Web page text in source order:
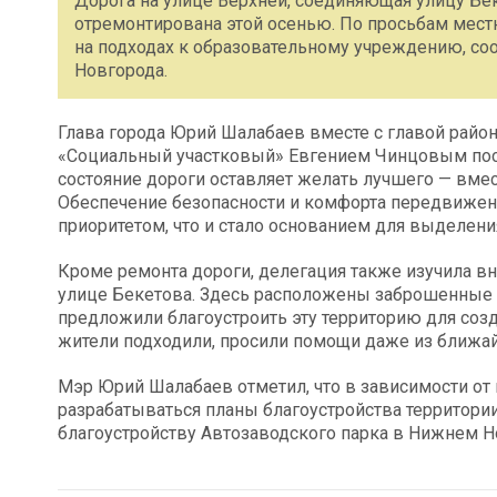
отремонтирована этой осенью. По просьбам
на подходах к образовательному учреждению,
Новгорода.
Глава города Юрий Шалабаев вместе с главой
«Социальный участковый» Евгением Чинцовым
состояние дороги оставляет желать лучшего —
Обеспечение безопасности и комфорта
приоритетом, что и стало основанием для
Кроме ремонта дороги, делегация также изучила
улице Бекетова. Здесь расположены заброшенные
предложили благоустроить эту территорию для
жители подходили, просили помощи даже из
Мэр Юрий Шалабаев отметил, что в зависимости
разрабатываться планы благоустройства
благоустройству Автозаводского парка в Нижнем